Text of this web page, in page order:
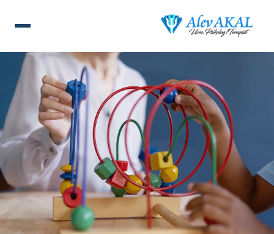
ANA SAYFA